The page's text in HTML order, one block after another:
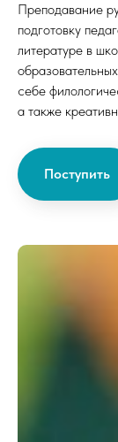
Преподавание
подготовку
литературе в
себе
а также
Поступить